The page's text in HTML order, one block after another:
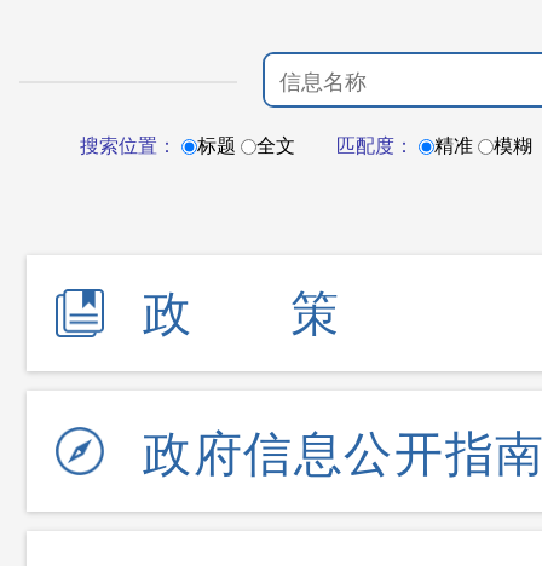
搜索位置： 标题 全文 匹配度： 精准 模糊
政策
政府信息公开指